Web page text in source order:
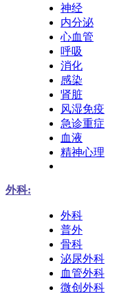
神经
内分泌
心血管
呼吸
消化
感染
肾脏
风湿免疫
急诊重症
血液
精神心理
外科:
外科
普外
骨科
泌尿外科
血管外科
微创外科